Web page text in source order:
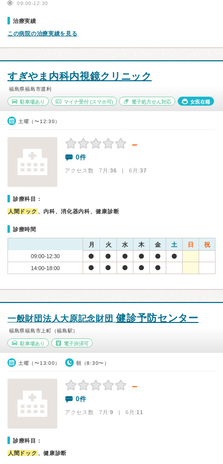
09:00-12:30
治療実績
この病院の治療実績を見る
すぎやま内科内視鏡クリニック
福島県福島市渡利
駐車場あり マイナ受付(スマホ可) 電子処方せん対応 女医在籍
土曜（〜12:30）
－
0件
アクセス数 7月:36 | 6月:37
診療科目：
人間ドック 、内科、消化器内科、健康診断
診療時間
月 火 水 木 金 土 日 祝
09:00-12:30
14:00-18:00
一般財団法人大原記念財団健診予防センター
福島県福島市上町（福島駅）
駐車場あり 電子決済可
土曜（〜13:00） 朝（8:30〜）
－
0件
アクセス数 7月:9 | 6月:11
診療科目：
人間ドック 、健康診断